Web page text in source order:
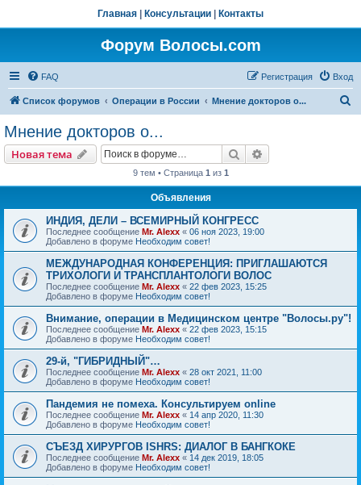
Главная Консультации Контакты
Форум Волосы.com
FAQ Вход
Регистрация
Список форумов Операции в России Мнение докторов о...
Мнение докторов о...
Новая тема Поиск
9 тем • Страница 1 из 1
Объявления
ИНДИЯ, ДЕЛИ – ВСЕМИРНЫЙ КОНГРЕСС
Последнее сообщение Mr. Alexx « 06 ноя 2023, 19:00
Добавлено в форуме Необходим совет!
МЕЖДУНАРОДНАЯ КОНФЕРЕНЦИЯ: ПРИГЛАШАЮТСЯ
ТРИХОЛОГИ И ТРАНСПЛАНТОЛОГИ ВОЛОС
Последнее сообщение Mr. Alexx « 22 фев 2023, 15:25
Добавлено в форуме Необходим совет!
Внимание, операции в Медицинском центре "Волосы.ру"!
Последнее сообщение Mr. Alexx « 22 фев 2023, 15:15
Добавлено в форуме Необходим совет!
29-й, "ГИБРИДНЫЙ"…
Последнее сообщение Mr. Alexx « 28 окт 2021, 11:00
Добавлено в форуме Необходим совет!
Пандемия не помеха. Консультируем online
Последнее сообщение Mr. Alexx « 14 апр 2020, 11:30
Добавлено в форуме Необходим совет!
СЪЕЗД ХИРУРГОВ ISHRS: ДИАЛОГ В БАНГКОКЕ
Последнее сообщение Mr. Alexx « 14 дек 2019, 18:05
Добавлено в форуме Необходим совет!